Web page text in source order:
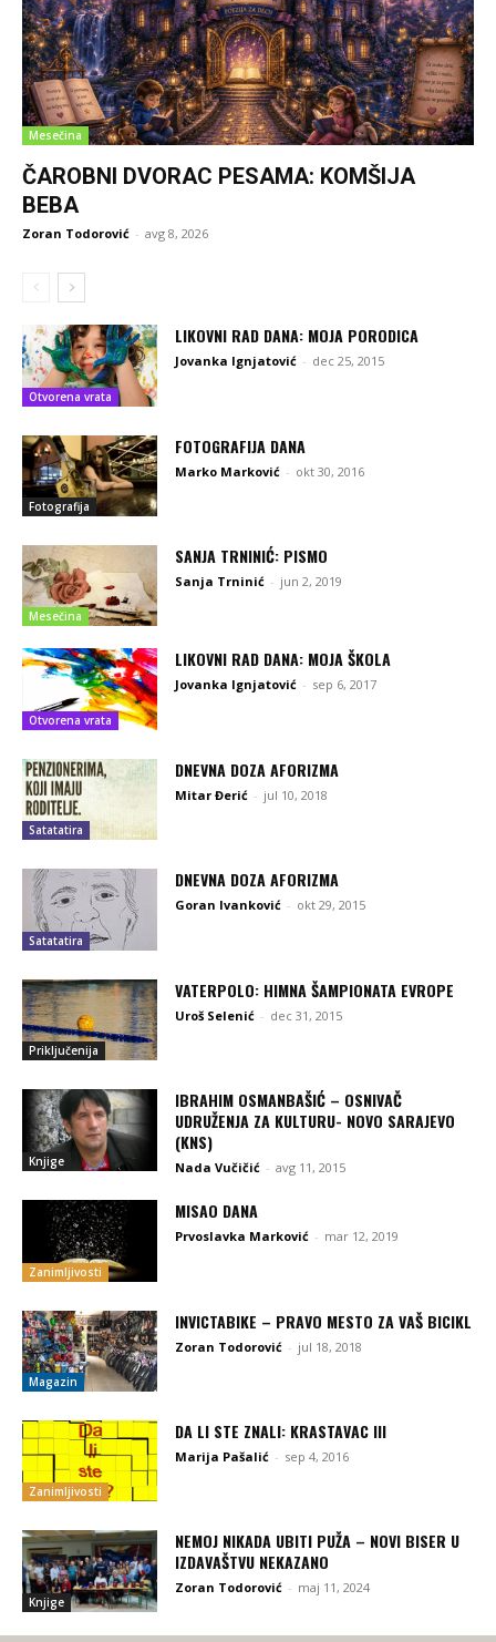
Mesečina
ČAROBNI DVORAC PESAMA: KOMŠIJA
BEBA
Zoran Todorović - avg 8, 2026
Otvorena vrata
LIKOVNI RAD DANA: MOJA PORODICA
Jovanka Ignjatović - dec 25, 2015
Fotografija
FOTOGRAFIJA DANA
Marko Marković - okt 30, 2016
Mesečina
SANJA TRNINIĆ: PISMO
Sanja Trninić - jun 2, 2019
Otvorena vrata
LIKOVNI RAD DANA: MOJA ŠKOLA
Jovanka Ignjatović - sep 6, 2017
Satatatira
DNEVNA DOZA AFORIZMA
Mitar Đerić - jul 10, 2018
Satatatira
DNEVNA DOZA AFORIZMA
Goran Ivanković - okt 29, 2015
Priključenija
VATERPOLO: HIMNA ŠAMPIONATA EVROPE
Uroš Selenić - dec 31, 2015
Knjige
IBRAHIM OSMANBAŠIĆ – OSNIVAČ
UDRUŽENJA ZA KULTURU- NOVO SARAJEVO
(KNS)
Nada Vučičić - avg 11, 2015
Zanimljivosti
MISAO DANA
Prvoslavka Marković - mar 12, 2019
Magazin
INVICTABIKE – PRAVO MESTO ZA VAŠ BICIKL
Zoran Todorović - jul 18, 2018
Zanimljivosti
DA LI STE ZNALI: KRASTAVAC III
Marija Pašalić - sep 4, 2016
Knjige
NEMOJ NIKADA UBITI PUŽA – NOVI BISER U
IZDAVAŠTVU NEKAZANO
Zoran Todorović - maj 11, 2024